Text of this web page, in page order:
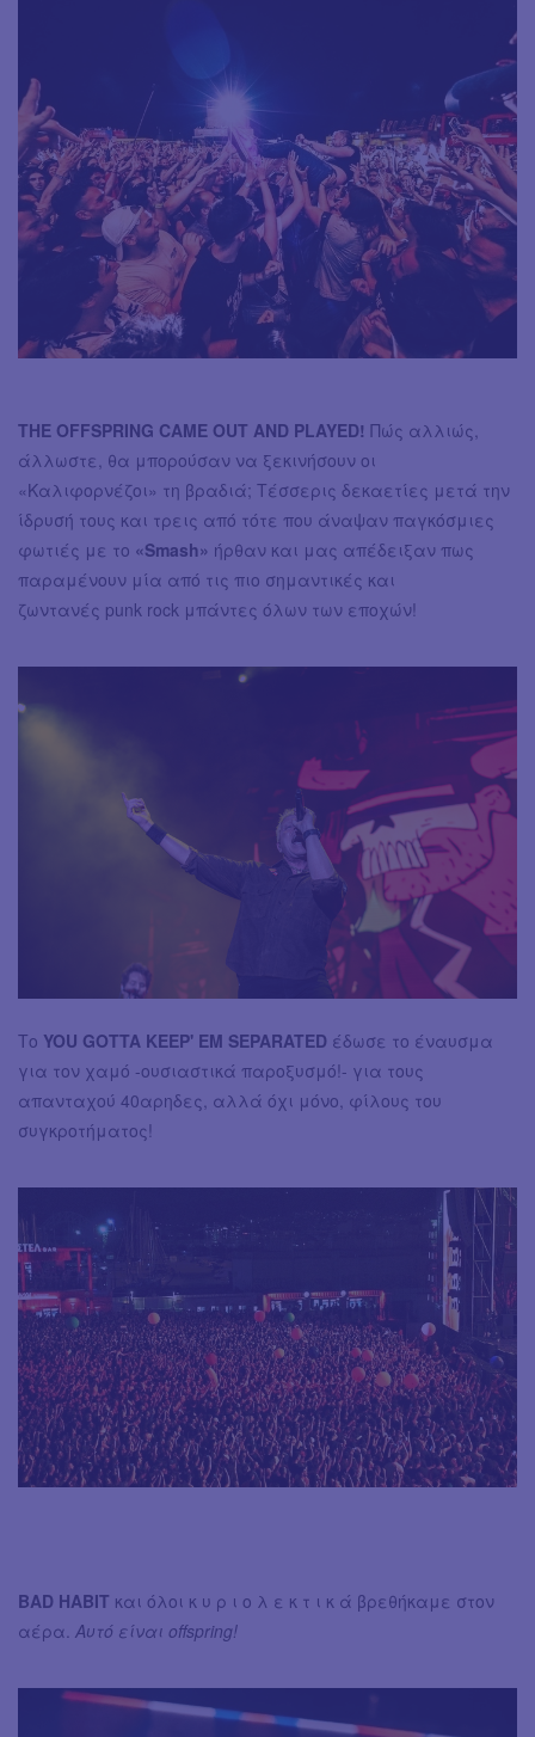
THE OFFSPRING CAME OUT AND PLAYED! Πώς αλλιώς,
άλλωστε, θα μπορούσαν να ξεκινήσουν οι
«Καλιφορνέζοι» τη βραδιά; Τέσσερις δεκαετίες μετά την
ίδρυσή τους και τρεις από τότε που άναψαν παγκόσμιες
φωτιές με το «Smash» ήρθαν και μας απέδειξαν πως
παραμένουν μία από τις πιο σημαντικές και
ζωντανές punk rock μπάντες όλων των εποχών!
Το YOU GOTTA KEEP' EM SEPARATED έδωσε το έναυσμα
για τον χαμό -ουσιαστικά παροξυσμό!- για τους
απανταχού 40αρηδες, αλλά όχι μόνο, φίλους του
συγκροτήματος!
BAD HABIT και όλοι κ υ ρ ι ο λ ε κ τ ι κ ά βρεθήκαμε στον
αέρα. Αυτό είναι offspring!